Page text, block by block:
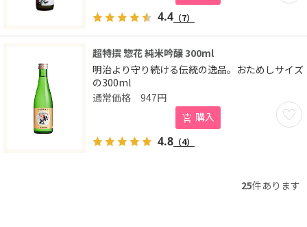
4.4 （7）
超特撰 惣花 純米吟醸 300ml
明治より守り続ける伝統の逸品。おためしサイズ
の300ml
お気
947円
購入
4.8 （4）
25件あります